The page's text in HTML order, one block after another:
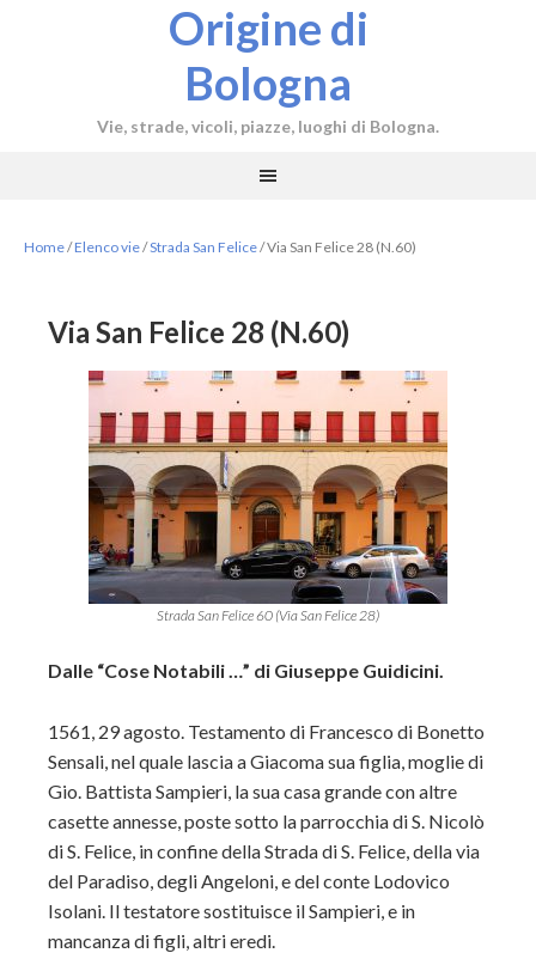
Origine di
Bologna
Vie, strade, vicoli, piazze, luoghi di Bologna.
Home/Elenco vie/Strada San Felice/Via San Felice 28 (N.60)
Via San Felice 28 (N.60)
Strada San Felice 60 (Via San Felice 28)
Dalle “Cose Notabili …” di Giuseppe Guidicini.
1561, 29 agosto. Testamento di Francesco di Bonetto
Sensali, nel quale lascia a Giacoma sua figlia, moglie di
Gio. Battista Sampieri, la sua casa grande con altre
casette annesse, poste sotto la parrocchia di S. Nicolò
di S. Felice, in confine della Strada di S. Felice, della via
del Paradiso, degli Angeloni, e del conte Lodovico
Isolani. Il testatore sostituisce il Sampieri, e in
mancanza di figli, altri eredi.